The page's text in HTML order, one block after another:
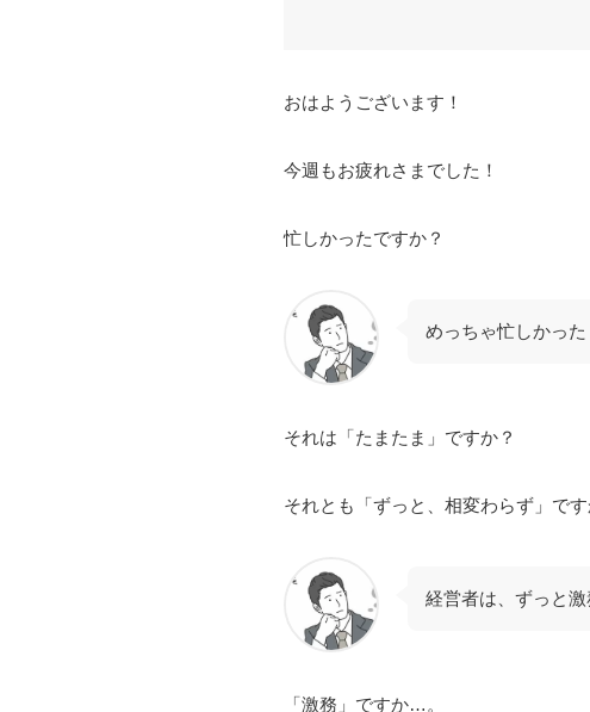
おはようございます！
今週もお疲れさまでした！
忙しかったですか？
めっちゃ忙しかった
それは「たまたま」ですか？
それとも「ずっと、相変わらず」です
経営者は、ずっと激
「激務」ですか…。